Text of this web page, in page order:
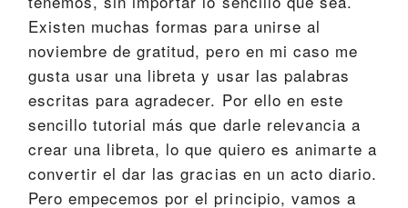
Existen muchas formas para unirse al
noviembre de gratitud, pero en mi caso me
gusta usar una libreta y usar las palabras
escritas para agradecer. Por ello en este
sencillo tutorial más que darle relevancia a
crear una libreta, lo que quiero es animarte a
convertir el dar las gracias en un acto diario.
Pero empecemos por el principio, vamos a